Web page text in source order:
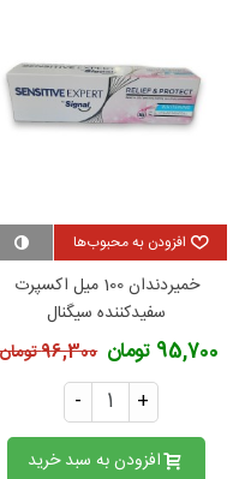
افزودن به محبوب‌ها
خمیردندان 100 میل اکسپرت
سفیدکننده سیگنال
95,700 تومان 96,300 تومان
- +
افزودن به سبد خرید